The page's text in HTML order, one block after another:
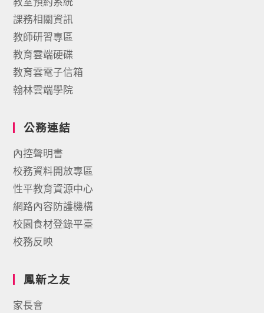
課務相關資訊
教師研習專區
教育雲端硬碟
教育雲電子信箱
翰林雲端學院
公務連結
內控聲明書
校務資料開放專區
性平教育資源中心
網路內容防護機構
校園食材登錄平臺
校務反映
鳳新之友
家長會